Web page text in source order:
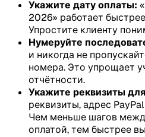
Укажите дату оплаты:
2026» работает
Упростите клиенту
Нумеруйте
и никогда не
номера. Это упрощает
отчётности.
Укажите реквизиты
реквизиты, адрес
Чем меньше шагов
оплатой, тем быстрее